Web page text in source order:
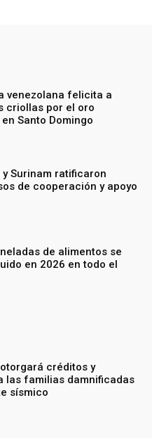
venezolana felicita a
criollas por el oro
Santo Domingo
Surinam ratificaron
de cooperación y apoyo
de alimentos se
en 2026 en todo el
créditos y
las familias damnificadas
sísmico